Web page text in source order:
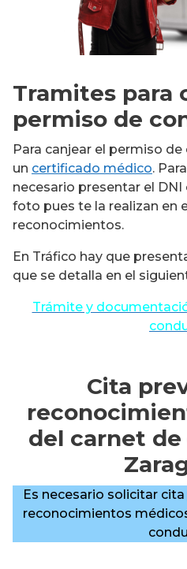
Tramites para
permiso de
Para canjear el permiso
un certificado médico.
necesario presentar el DNI
foto pues te la realizan en
reconocimientos.
En Tráfico hay que
que se detalla en el
Trámite y
Cita
del carnet
Es necesario solicitar
reconocimientos